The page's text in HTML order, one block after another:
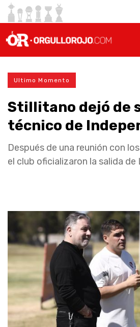
Ultimo Momento
Stillitano dejó de
técnico de
Después de una reunión con
el club oficializaron la salida